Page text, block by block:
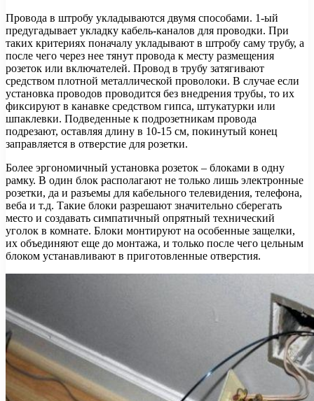
Провода в штробу укладываются двумя способами. 1-ый
предугадывает укладку кабель-каналов для проводки. При
таких критериях поначалу укладывают в штробу саму трубу, а
после чего через нее тянут провода к месту размещения
розеток или включателей. Провод в трубу затягивают
средством плотной металлической проволоки. В случае если
установка проводов проводится без внедрения трубы, то их
фиксируют в канавке средством гипса, штукатурки или
шпаклевки. Подведенные к подрозетникам провода
подрезают, оставляя длину в 10-15 см, покинутый конец
заправляется в отверстие для розетки.
Более эргономичный установка розеток – блоками в одну
рамку. В один блок располагают не только лишь электронные
розетки, да и разъемы для кабельного телевидения, телефона,
веба и т.д. Такие блоки разрешают значительно сберегать
место и создавать симпатичный опрятный технический
уголок в комнате. Блоки монтируют на особенные защелки,
их объединяют еще до монтажа, и только после чего цельным
блоком устанавливают в приготовленные отверстия.